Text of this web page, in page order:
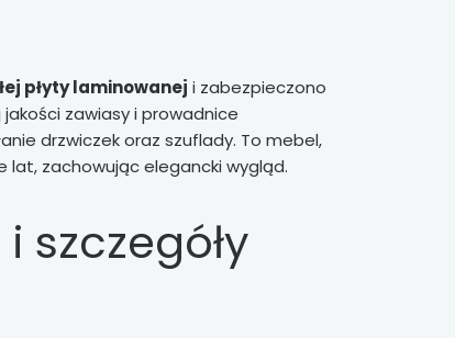
płyty laminowanej i zabezpieczono
jakości zawiasy i prowadnice
drzwiczek oraz szuflady. To mebel,
lat, zachowując elegancki wygląd.
szczegóły